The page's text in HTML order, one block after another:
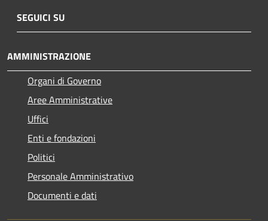
SEGUICI SU
AMMINISTRAZIONE
Organi di Governo
Aree Amministrative
Uffici
Enti e fondazioni
Politici
Personale Amministrativo
Documenti e dati